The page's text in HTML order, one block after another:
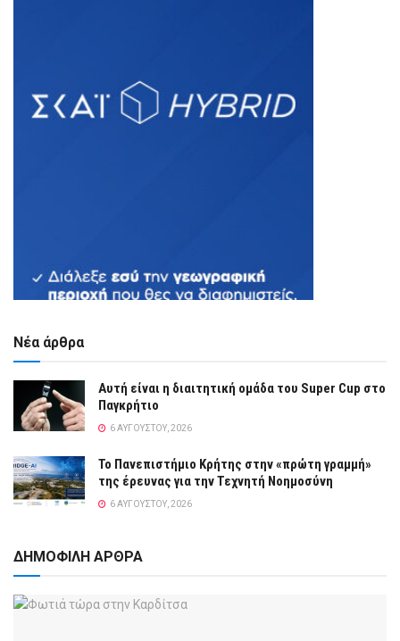
Νέα άρθρα
Αυτή είναι η διαιτητική ομάδα του Super Cup στο
Παγκρήτιο
6 ΑΥΓΟΎΣΤΟΥ, 2026
Το Πανεπιστήμιο Κρήτης στην «πρώτη γραμμή»
της έρευνας για την Τεχνητή Νοημοσύνη
6 ΑΥΓΟΎΣΤΟΥ, 2026
ΔΗΜΟΦΙΛΗ ΑΡΘΡΑ